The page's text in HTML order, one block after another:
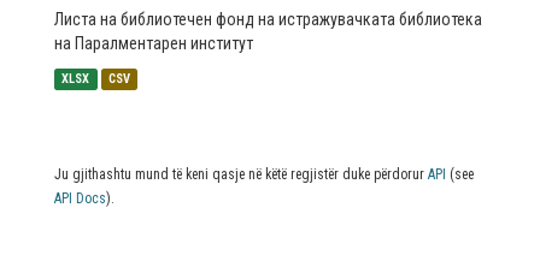
Листа на библиотечен фонд на истражувачката библиотека
на Паралментарен институт
XLSX CSV
Ju gjithashtu mund të keni qasje në këtë regjistër duke përdorur API (see
API Docs).